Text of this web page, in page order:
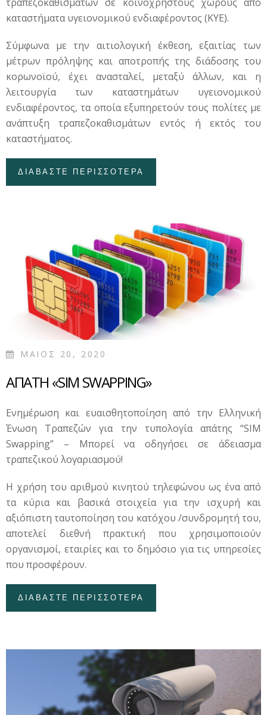
καταστήματα υγειονομικού ενδιαφέροντος (ΚΥΕ).
Σύμφωνα με την αιτιολογική έκθεση, εξαιτίας των
μέτρων πρόληψης και αποτροπής της διάδοσης του
κορωνοϊού, έχει ανασταλεί, μεταξύ άλλων, και η
λειτουργία των καταστημάτων υγειονομικού
ενδιαφέροντος, τα οποία εξυπηρετούν τους πολίτες με
ανάπτυξη τραπεζοκαθισμάτων εντός ή εκτός του
καταστήματος.
ΔΙΑΒΑΣΤΕ ΠΕΡΙΣΣΟΤΕΡΑ
ΤΡΟΠΟΛΟΓΙΑ ΓΙΑ ΤΑ
ΚΑΤΑΣΤΗΜΑΤΑ
ΥΓΕΙΟΝΟΜΙΚΟΥ
ΕΝΔΙΑΦΕΡΟΝΤΟΣ
ΜΑΙΟΣ 20, 2020
ΑΠΑΤΗ «SIM SWAPPING»
Ενημέρωση και ευαισθητοποίηση από την Ελληνική
Ένωση Τραπεζών για την τυπολογία απάτης “SIM
Swapping” – Μπορεί να οδηγήσει σε άδειασμα
τραπεζικού λογαριασμού!
Η χρήση του αριθμού κινητού τηλεφώνου ως ένα από
τα κύρια και βασικά στοιχεία για την ισχυρή και
αξιόπιστη ταυτοποίηση του κατόχου /συνδρομητή του,
αποτελεί διεθνή πρακτική που χρησιμοποιούν
οργανισμοί, εταιρίες και το δημόσιο για τις υπηρεσίες
που προσφέρουν.
ΔΙΑΒΑΣΤΕ ΠΕΡΙΣΣΟΤΕΡΑ
SWAPPING»